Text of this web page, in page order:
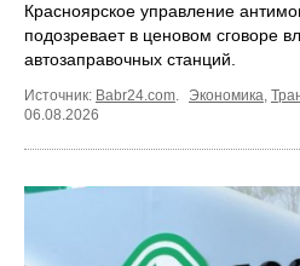
Красноярское управление
подозревает в ценовом сговоре
автозаправочных станций.
Источник: Babr24.com Экономика
06.08.2026